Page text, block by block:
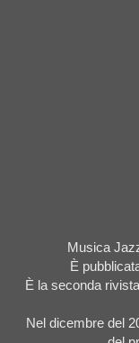
Musica
È
È la seconda
Nel dicembre del